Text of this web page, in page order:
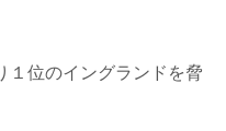
１位のイングランドを脅